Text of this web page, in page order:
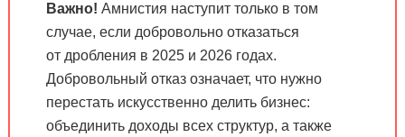
Важно! Амнистия наступит только в том
случае, если добровольно отказаться
от дробления в 2025 и 2026 годах.
Добровольный отказ означает, что нужно
перестать искусственно делить бизнес:
объединить доходы всех структур, а также